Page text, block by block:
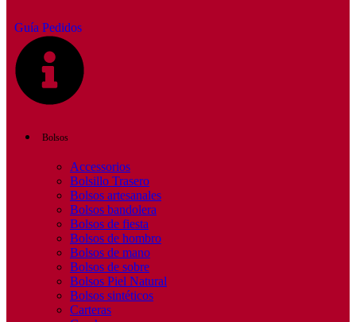
Guía Pedidos
Bolsos
Accessorios
Bolsillo Trasero
Bolsos artesanales
Bolsos bandolera
Bolsos de fiesta
Bolsos de hombro
Bolsos de mano
Bolsos de sobre
Bolsos Piel Natural
Bolsos sintéticos
Carteras